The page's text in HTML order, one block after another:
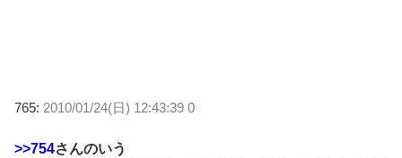
765: 2010/01/24(日) 12:43:39 0
>>754さんのいう